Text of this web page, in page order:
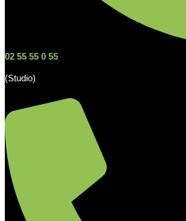
02 55 55 0 55
(Studio)